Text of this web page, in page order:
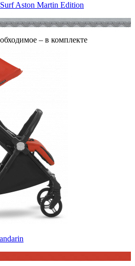
Aston Martin Edition
– в комплекте